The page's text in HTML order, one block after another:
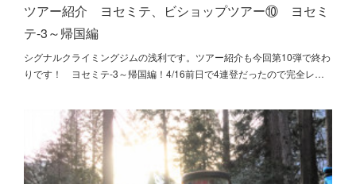
ツアー紹介 ヨセミテ、ビショップツアー⑩ ヨセミ
テ-3～帰国編
シグナルクライミングジムの浅利です。ツアー紹介も今回第10弾で終わ
りです！ ヨセミテ-3～帰国編！4/16前日で4連登だったので完全レ…